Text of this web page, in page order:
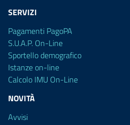
SERVIZI
Pagamenti PagoPA
S.U.A.P. On-Line
Sportello demografico
Istanze on-line
Calcolo IMU On-Line
NOVITÀ
Avvisi